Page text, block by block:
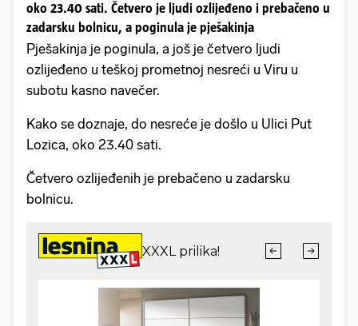
oko 23.40 sati. Četvero je ljudi ozlijeđeno i prebačeno u
zadarsku bolnicu, a poginula je pješakinja
Pješakinja je poginula, a još je četvero ljudi
ozlijeđeno u teškoj prometnoj nesreći u Viru u
subotu kasno navečer.
Kako se doznaje, do nesreće je došlo u Ulici Put
Lozica, oko 23.40 sati.
Četvero ozlijeđenih je prebačeno u zadarsku
bolnicu.